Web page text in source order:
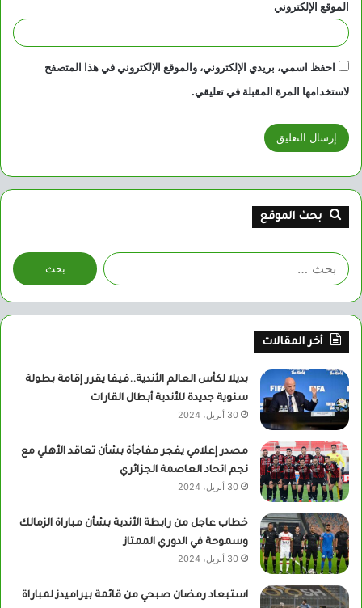
الموقع الإلكتروني
احفظ اسمي، بريدي الإلكتروني، والموقع الإلكتروني في هذا المتصفح
لاستخدامها المرة المقبلة في تعليقي.
بحث الموقع
البحث
عن:
أخر المقالات
بديلا لكأس العالم الأندية..فيفا يقرر إقامة بطولة
سنوية جديدة للأندية أبطال القارات
30 أبريل، 2024
مصدر إعلامي يفجر مفاجأة بشأن تعاقد الأهلي مع
نجم اتحاد العاصمة الجزائري
30 أبريل، 2024
خطاب عاجل من رابطة الأندية بشأن مباراة الزمالك
وسموحة في الدوري الممتاز
30 أبريل، 2024
استبعاد رمضان صبحي من قائمة بيراميدز لمباراة